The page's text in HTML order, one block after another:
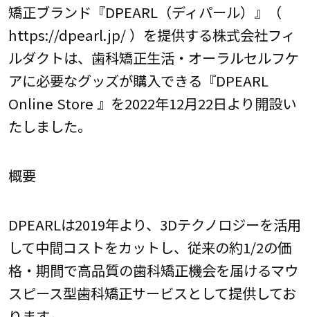
矯正ブランド『DPEARL（ディパール）』（
https://dpearl.jp/ ）を提供する株式会社フィ
ルダクトは、歯科矯正生活・オーラルセルフケ
アに必要なグッズが購入できる『DPEARL
Online Store 』を2022年12月22日より開設い
たしました。
概要
DPEARLは2019年より、3Dテクノロジーを活用
して中間コストをカットし、従来の約1/2の価
格・期間で高品質の歯科矯正機会を届けるマウ
スピース型歯科矯正サービスとして提供してお